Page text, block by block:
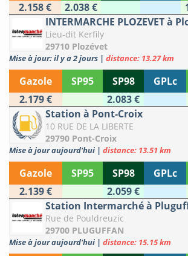
2.158 €
2.038 €
INTERMARCHE PLOZEVET à
Lieu-dit Kerfily
29710 Plozévet
Mise à jour: il y a 2 jours | distance: 13.27 km
Gazole SP95 SP98 GPLc
2.179 €
2.083 €
Station à Pont-Croix
10 RUE DE LA LIBERTE
29790 Pont-Croix
Mise à jour aujourd'hui | distance: 13.51 km
Gazole SP95 SP98 GPLc
2.139 €
2.059 €
Station Intermarché à
Rue de Pouldreuzic
29700 PLUGUFFAN
Mise à jour aujourd'hui | distance: 15.15 km